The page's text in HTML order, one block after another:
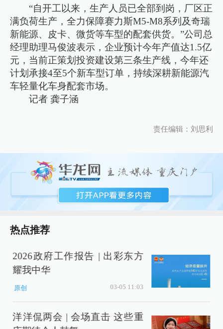
“自开工以来，生产人员已全部到岗，厂区正
满负荷生产，全力保障赛力斯M5-M8系列及奇瑞
新能源、皮卡、微货等车型的配套供货。”公司总
经理助理马俊波表示，企业预计今年产值达1.5亿
元，当前正策划投资建设第三条生产线，今年还
计划承接4至5个新车型订单，持续深耕新能源汽
车轻量化车身配套市场。
记者 龚子涵
责任编辑：刘思利
热点推荐
2026政府工作报告 | 出彩东方
耀我中华
原创 03-05 11:03
洋洋侃两会 | 会场直击 这些重